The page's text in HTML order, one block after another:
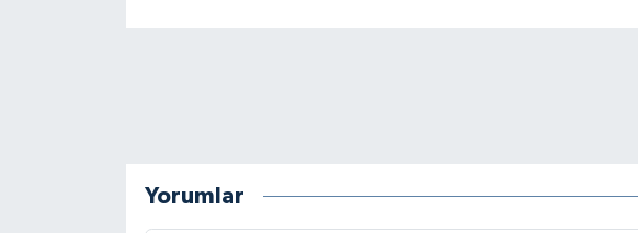
Yorumlar